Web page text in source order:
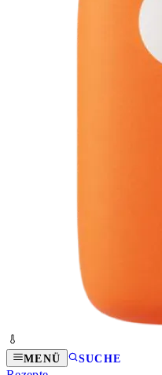
MENÜ SUCHE